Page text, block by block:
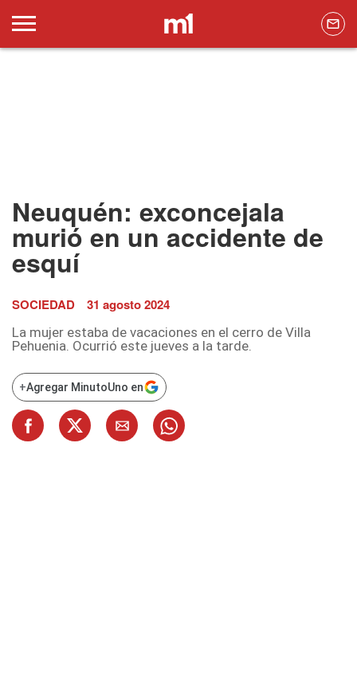
Neuquén: exconcejala
murió en un accidente de
esquí
SOCIEDAD 31 agosto 2024
La mujer estaba de vacaciones en el cerro de Villa
Pehuenia. Ocurrió este jueves a la tarde.
+Agregar MinutoUno en